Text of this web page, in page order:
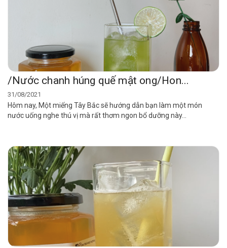
/Nước chanh húng quế mật ong/Hon...
31/08/2021
Hôm nay, Một miếng Tây Bắc sẽ hướng dẫn bạn làm một món
nước uống nghe thú vị mà rất thơm ngon bổ dưỡng này...